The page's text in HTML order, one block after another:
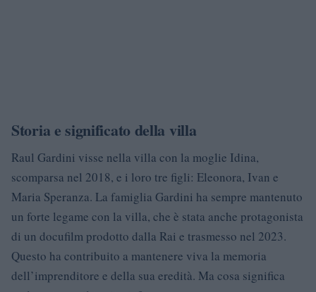
Storia e significato della villa
Raul Gardini visse nella villa con la moglie Idina,
scomparsa nel 2018, e i loro tre figli: Eleonora, Ivan e
Maria Speranza. La famiglia Gardini ha sempre mantenuto
un forte legame con la villa, che è stata anche protagonista
di un docufilm prodotto dalla Rai e trasmesso nel 2023.
Questo ha contribuito a mantenere viva la memoria
dell’imprenditore e della sua eredità. Ma cosa significa